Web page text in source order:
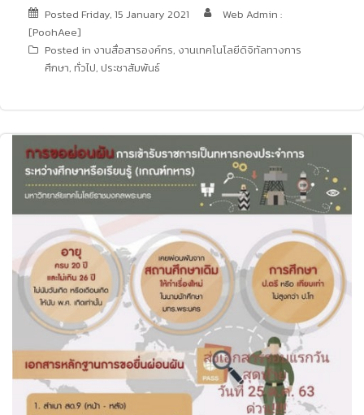
Posted Friday, 15 January 2021
Web Admin :
[PoohAee]
Posted in งานสื่อสารองค์กร, งานเทคโนโลยีดิจิทัลทางการ
ศึกษา, ทั่วไป, ประชาสัมพันธ์